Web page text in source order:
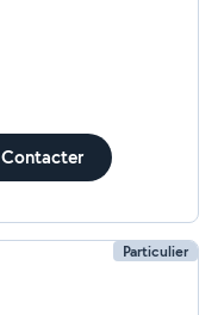
Contacter
Particulier